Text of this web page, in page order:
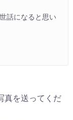
真を送ってくだ